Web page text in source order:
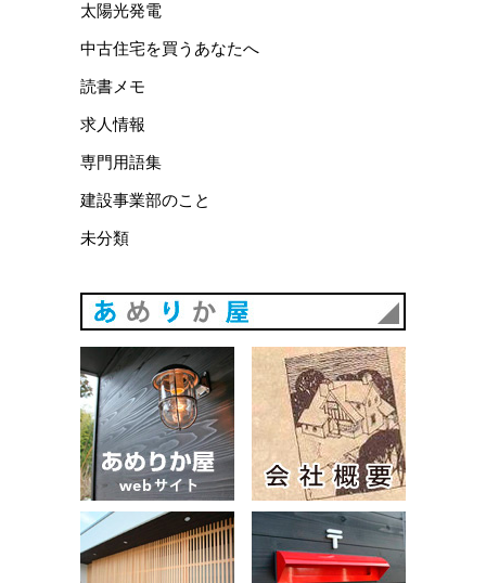
太陽光発電
中古住宅を買うあなたへ
読書メモ
求人情報
専門用語集
建設事業部のこと
未分類
あめりか屋WEBサイト